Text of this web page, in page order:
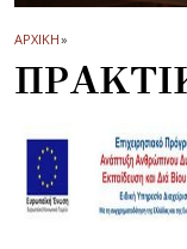
ΑΡΧΙΚΗ»